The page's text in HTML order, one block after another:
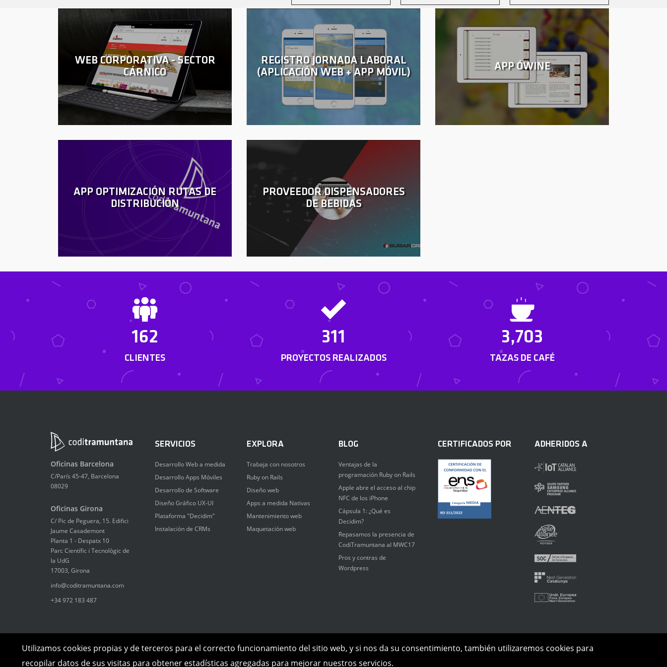
Utilizamos cookies propias y de terceros para el correcto funcionamiento del sitio web, y si nos da su consentimiento, también utilizaremos cookies para
recopilar datos de sus visitas para obtener estadísticas agregadas para mejorar nuestros servicios.
WEB CORPORATIVA - SECTOR
CÁRNICO
REGISTRO JORNADA LABORAL
(APLICACIÓN WEB + APP MÓVIL)
APP ÓWINE
APP OPTIMIZACIÓN RUTAS DE
DISTRIBUCIÓN
PROVEEDOR DISPENSADORES
DE BEBIDAS
162
CLIENTES
311
PROYECTOS REALIZADOS
3,703
TAZAS DE CAFÉ
Oficinas Barcelona
C/París 45-47, Barcelona
08029
Oficinas Girona
C/ Pic de Peguera, 15. Edifici
Jaume Casademont
Planta 1 - Despatx 10
Parc Científic i Tecnològic de
la UdG
17003, Girona
info@coditramuntana.com
+34 972 183 487
SERVICIOS
Desarrollo Web a medida
Desarrollo Apps Móviles
Desarrollo de Software
Diseño Gráfico UX-UI
Plataforma "Decidim"
Instalación de CRMs
EXPLORA
Trabaja con nosotros
Ruby on Rails
Diseño web
Apps a medida Nativas
Mantenimiento web
Maquetación web
BLOG
Ventajas de la
programación Ruby on Rails
Apple abre el acceso al chip
NFC de los iPhone
Cápsula 1: ¿Qué es
Decidim?
Repasamos la presencia de
CodiTramuntana al MWC17
Pros y contras de
Wordpress
CERTIFICADOS POR ADHERIDOS A